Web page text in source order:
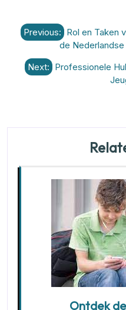
Berichtnavigatie
Previous: Rol en Taken
de
Next: Professionele
Ontdek